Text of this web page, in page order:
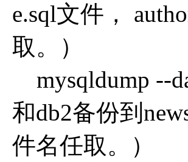
e.sql文件，
取。）
mysqldump --
和db2备份到
件名任取。）